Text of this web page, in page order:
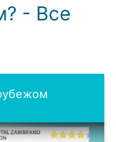
- Все